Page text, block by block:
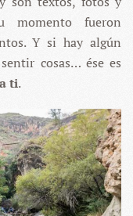
momento fueron
Y si hay algún
cosas… ése es
ti.